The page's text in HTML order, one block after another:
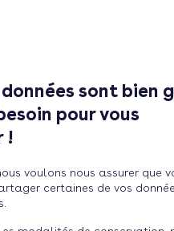
sont bien
pour vous
!
voulons nous assurer que
certaines de vos
de règle pour ...
:
et